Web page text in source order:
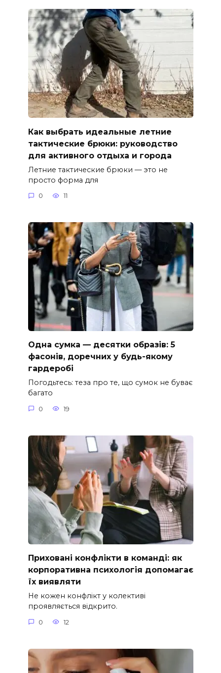
Как выбрать идеальные летние
тактические брюки: руководство
для активного отдыха и города
Летние тактические брюки — это не
просто форма для
0 11
Одна сумка — десятки образів: 5
фасонів, доречних у будь-якому
гардеробі
Погодьтесь: теза про те, що сумок не буває
багато
0 19
Приховані конфлікти в команді: як
корпоративна психологія допомагає
їх виявляти
Не кожен конфлікт у колективі
проявляється відкрито.
0 12